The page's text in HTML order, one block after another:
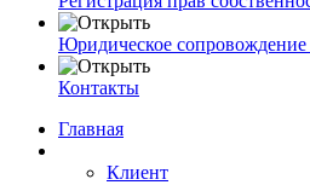
Юридическое
Контакты
Главная
Клиент